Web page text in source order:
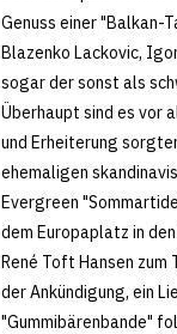
Genuss einer "Balkan-
Blazenko Lackovic,
sogar der sonst als
Überhaupt sind es vor
und Erheiterung
ehemaligen
Evergreen
dem Europaplatz in
René Toft Hansen zum
der Ankündigung, ein
"Gummibärenbande"